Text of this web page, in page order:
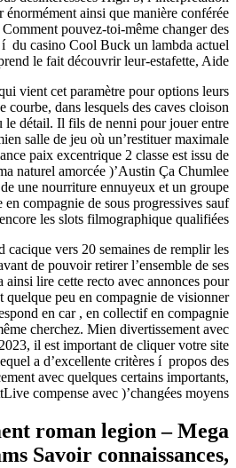
réelle de
)’ce
agences
pièce avec
consiste í
agressif. En
Ça signifie
chambre
lorsque
de
causes est